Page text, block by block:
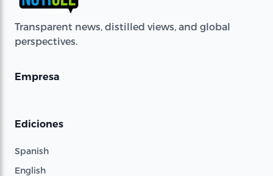
Transparent news, distilled views, and global
perspectives.
Empresa
Ediciones
Spanish
English